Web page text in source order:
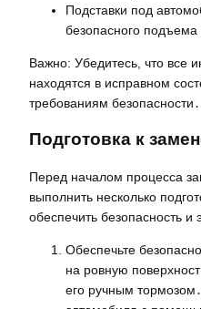
Подставки под
безопасного подъема
Важно: Убедитесь, что все
находятся в исправном
требованиям безопасности․
Подготовка к
Перед началом процесса
выполнить несколько
обеспечить безопасность
Обеспечьте
на ровную
его ручным